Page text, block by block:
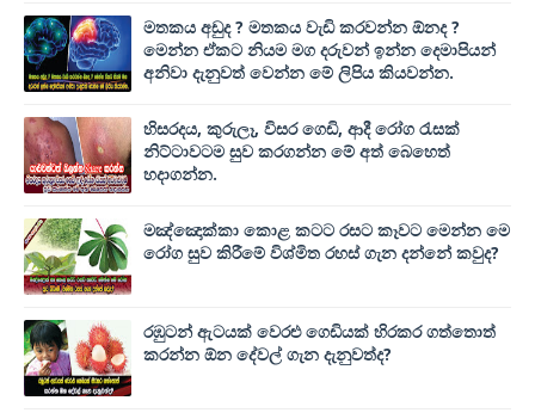
මතකය අඩුද ? මතකය වැඩි කරවන්න ඕනද ?
මෙන්න ඒකට නියම මග දරුවන් ඉන්න දෙමාපියන්
අනිවා දැනුවත් වෙන්න මේ ලිපිය කියවන්න.
හිසරදය, කුරුලෑ, විසර ගෙඩි, ආදී රෝග රැසක්
නිට්ටාවටම සුව කරගන්න මේ අත් බෙහෙත්
හදාගන්න.
මඤ්ඤොක්‌කා කොළ කටට රසට කෑවට මෙන්න මෙ
රෝග සුව කිරීමේ විශ්මිත රහස් ගැන දන්නේ කවුද?
රඹුටන් ඇටයක් වෙරළු ගෙඩියක් හිරකර ගත්තොත්
කරන්න ඕන දේවල් ගැන දැනුවත්ද?